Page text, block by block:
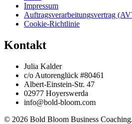
Impressum
Auftragsverarbeitungsvertrag
Cookie-Richtlinie
Kontakt
Julia Kalder
c/o Autorenglück #80461
Albert-Einstein-Str. 47
02977 Hoyerswerda
info@bold-bloom.com
© 2026 Bold Bloom Business